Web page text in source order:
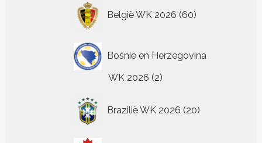
België WK 2026 60
producten
Bosnië en Herzegovina
WK 2026 22
Brazilië WK 2026 20
producten